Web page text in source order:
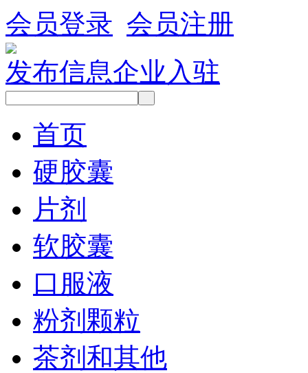
会员登录 会员注册
发布信息企业入驻
首页
硬胶囊
片剂
软胶囊
口服液
粉剂颗粒
茶剂和其他